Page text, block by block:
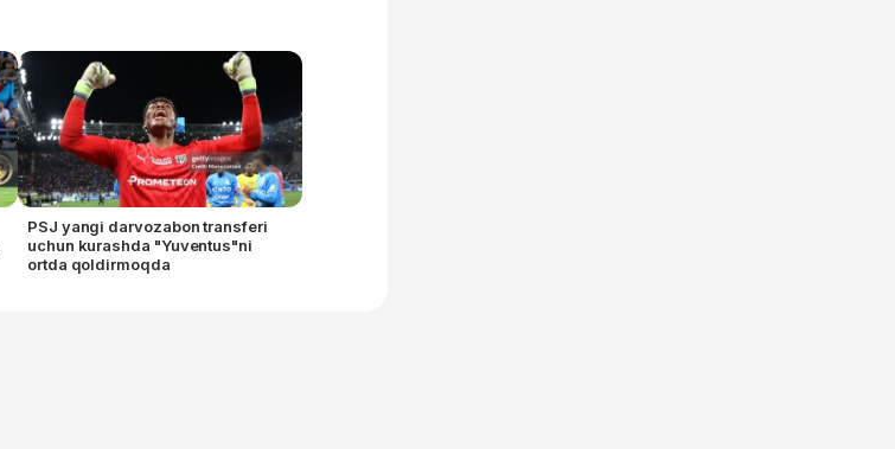
PSJ yangi darvozabon transferi
uchun kurashda "Yuventus"ni
ortda qoldirmoqda